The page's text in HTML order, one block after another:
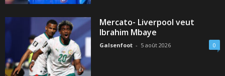
Mercato- Liverpool veut
Ibrahim Mbaye
Galsenfoot - 5 août 2026 0